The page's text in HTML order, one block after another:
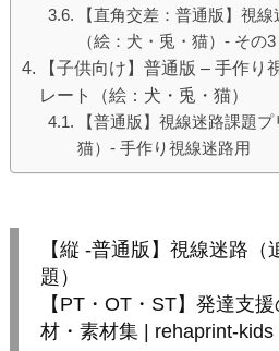
【直角交差：普通版】視
（絵：犬・兎・猫）- その
【子供向け】普通版 – 手作り
レート（絵：犬・兎・猫）
【普通版】視線迷路課題
猫）- 手作り視線迷路用
【縦 -普通版】視線迷路（
題）
【PT・OT・ST】発達支
材・素材集 | rehaprint-kids